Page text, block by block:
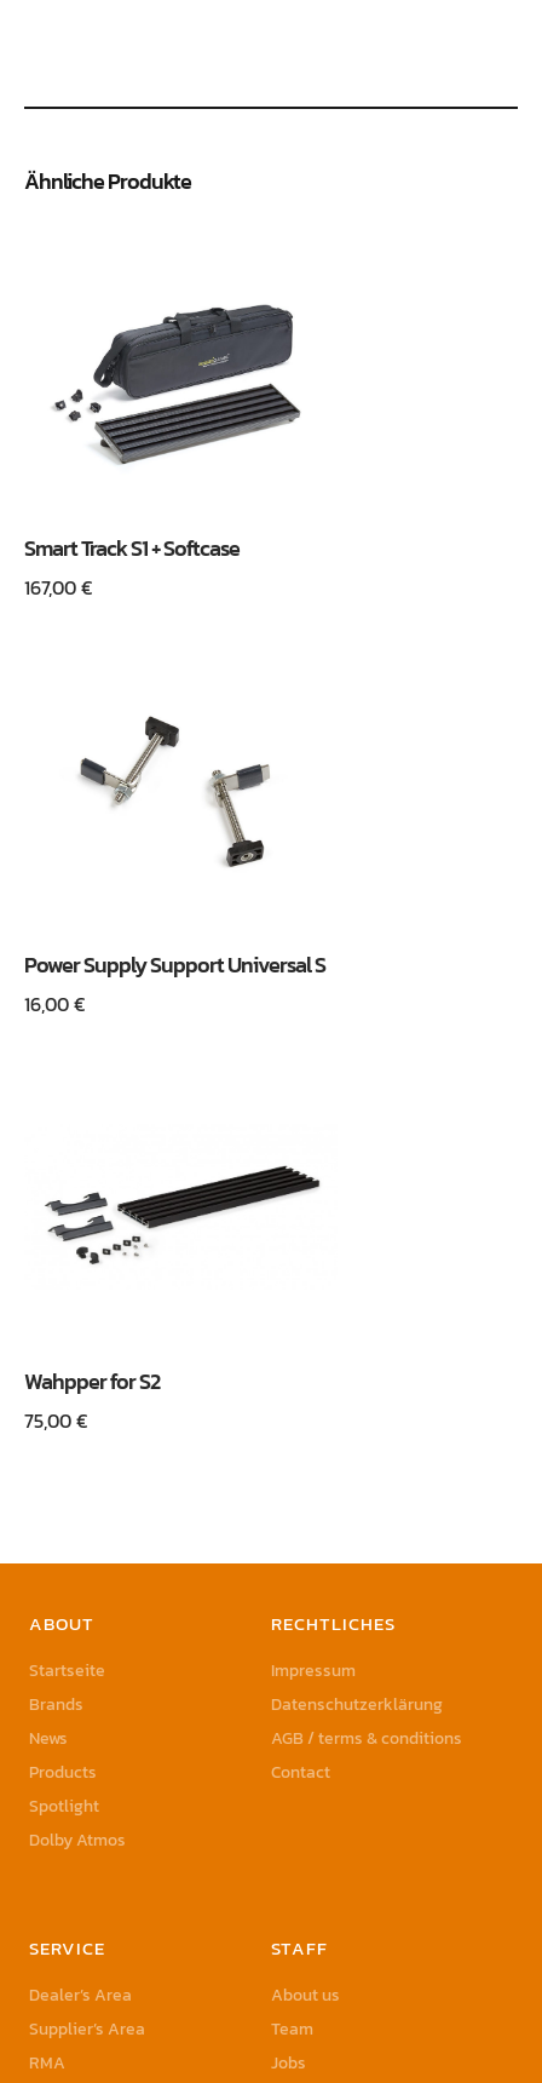
Ähnliche Produkte
Smart Track S1 + Softcase
167,00€
Power Supply Support Universal S
16,00€
Wahpper for S2
75,00€
ABOUT
Startseite
Brands
News
Products
Spotlight
Dolby Atmos
RECHTLICHES
Impressum
Datenschutzerklärung
AGB / terms & conditions
Contact
SERVICE
Dealer’s Area
Supplier’s Area
RMA
STAFF
About us
Team
Jobs